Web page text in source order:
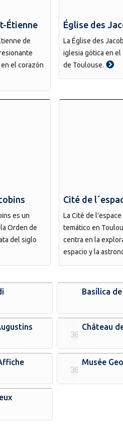
Étienne
de
el corazón
Église des
La Église des
iglesia gótica en
de Toulouse.
es un
Orden de
del siglo
Cité de
La Cité de
temático en
centra en la
espacio y la
Basílica
Château
Musée